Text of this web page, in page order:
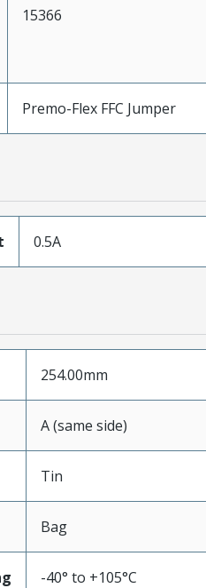
15366
Premo-Flex FFC Jumper
0.5A
254.00mm
A (same side)
Tin
Bag
-40° to +105°C